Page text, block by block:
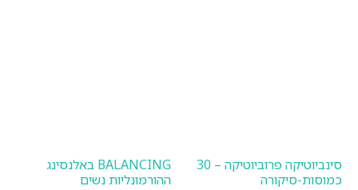
סינביוטיקה פרוביוטיקה – 30
כמוסות-סיקורה
BALANCING באלנסינג
ההורמונליות נשים